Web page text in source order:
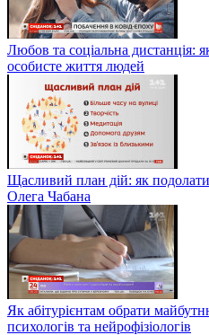
Любов та соціальна дистанція:
особисте життя людей
Щасливий план дій: як
Олега Чабана
Як абітурієнтам обрати
психологів та нейрофізіологів